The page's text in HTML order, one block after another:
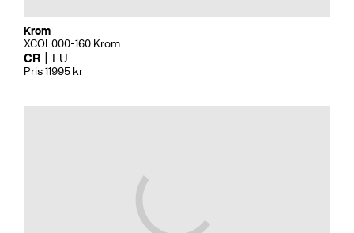
Krom
XCOL000-160 Krom
CR LU
Pris 11995 kr